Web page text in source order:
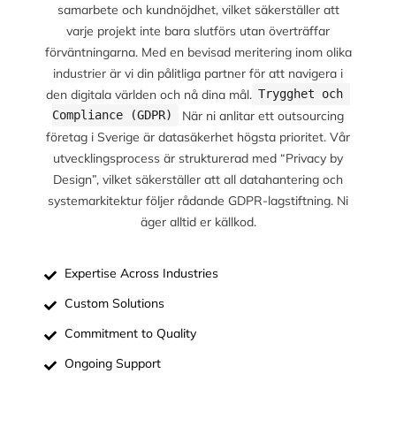
samarbete och kundnöjdhet, vilket säkerställer att
varje projekt inte bara slutförs utan överträffar
förväntningarna. Med en bevisad meritering inom olika
industrier är vi din pålitliga partner för att navigera i
den digitala världen och nå dina mål. Trygghet och
Compliance (GDPR)
När ni anlitar ett outsourcing
företag i Sverige är datasäkerhet högsta prioritet. Vår
utvecklingsprocess är strukturerad med “Privacy by
Design”, vilket säkerställer att all datahantering och
systemarkitektur följer rådande GDPR-lagstiftning. Ni
äger alltid er källkod.
Expertise Across Industries
Custom Solutions
Commitment to Quality
Ongoing Support